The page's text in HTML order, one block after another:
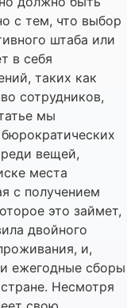
с тем, что выбор
штаба или
в себя
таких как
сотрудников,
мы
вещей,
места
с получением
это займет,
двойного
и,
ежегодные сборы
Несмотря